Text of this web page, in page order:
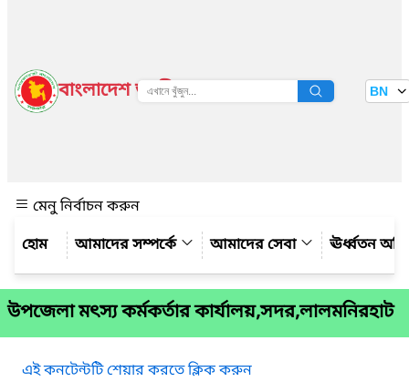
বাংলাদেশ জাতীয় তথ্য বাতায়ন BN
মেনু নির্বাচন করুন
আমাদের সম্পর্কে
আমাদের সেবা ঊর্ধ্বতন
উপজেলা মৎস্য কর্মকর্তার কার্যালয়,সদর,লালমনিরহাট
এই কনটেন্টটি শেয়ার করতে ক্লিক করুন